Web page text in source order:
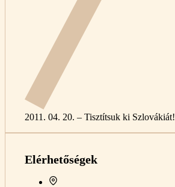
2011. 04. 20. – Tisztítsuk ki Szlovákiát!
Elérhetőségek